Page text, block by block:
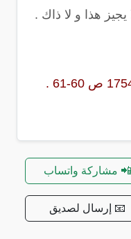
هذا و لا ذاك .
📲 مشاركة واتساب
📧 إرسال لصديق